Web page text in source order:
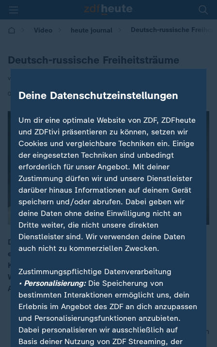
Video heute journal Deutsch-russische
Deutsch-russische Freiheitsträume
von Steffi Moritz-Möller
04.10.2021 | 21:45
Die Ausstellung "Träume von Freiheit" in Dresden ist
ein Gemeinschaftsprojekt russischer und deutscher
Kuratoren. Sie wollen Brücken schlagen, auch mit
Werken der Romantiker Caspar David Friedrich und
Alexander Iwanow.
nach oben
Deine Datenschutzeinstellungen
Um dir eine optimale Website von ZDF, ZDFheute
und ZDFtivi präsentieren zu können, setzen wir
Cookies und vergleichbare Techniken ein. Einige
der eingesetzten Techniken sind unbedingt
erforderlich für unser Angebot. Mit deiner
Zustimmung dürfen wir und unsere Dienstleister
darüber hinaus Informationen auf deinem Gerät
speichern und/oder abrufen. Dabei geben wir
deine Daten ohne deine Einwilligung nicht an
Dritte weiter, die nicht unsere direkten
Dienstleister sind. Wir verwenden deine Daten
auch nicht zu kommerziellen Zwecken.
Zustimmungspflichtige Datenverarbeitung
• Personalisierung:Die Speicherung von
bestimmten Interaktionen ermöglicht uns, dein
Erlebnis im Angebot des ZDF an dich anzupassen
und Personalisierungsfunktionen anzubieten.
Dabei personalisieren wir ausschließlich auf
Basis deiner Nutzung von ZDF Streaming, der